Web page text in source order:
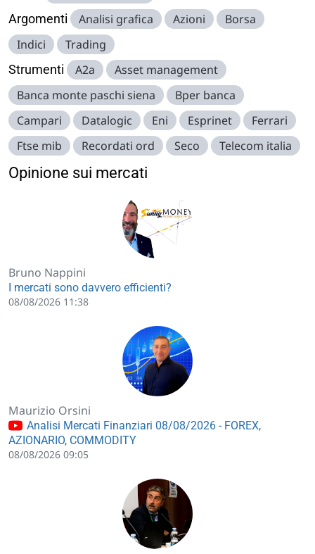
Argomenti Analisi grafica Azioni
Borsa
Indici
Trading
Strumenti A2a
Asset management
Banca monte paschi siena
Bper banca
Campari
Datalogic Eni Esprinet
Ferrari
Ftse mib
Recordati ord Seco Telecom italia
Opinione sui mercati
Bruno Nappini
I mercati sono davvero efficienti?
08/08/2026 11:38
Maurizio Orsini
Analisi Mercati Finanziari 08/08/2026 - FOREX,
AZIONARIO, COMMODITY
08/08/2026 09:05